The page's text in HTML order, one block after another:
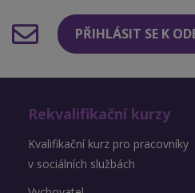
PŘIHLÁSIT SE K
Rekvalifikační kurzy
Kvalifikační kurz pro pracovníky
v sociálních službách